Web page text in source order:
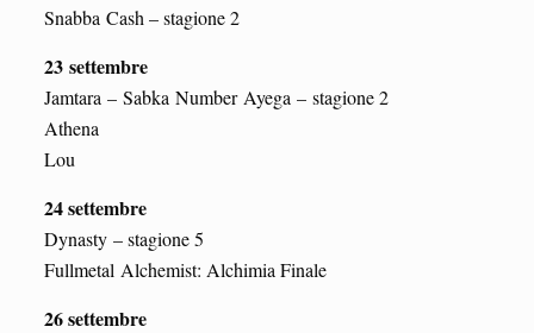
Snabba Cash – stagione 2
23 settembre
Jamtara – Sabka Number Ayega – stagione 2
Athena
Lou
24 settembre
Dynasty – stagione 5
Fullmetal Alchemist: Alchimia Finale
26 settembre